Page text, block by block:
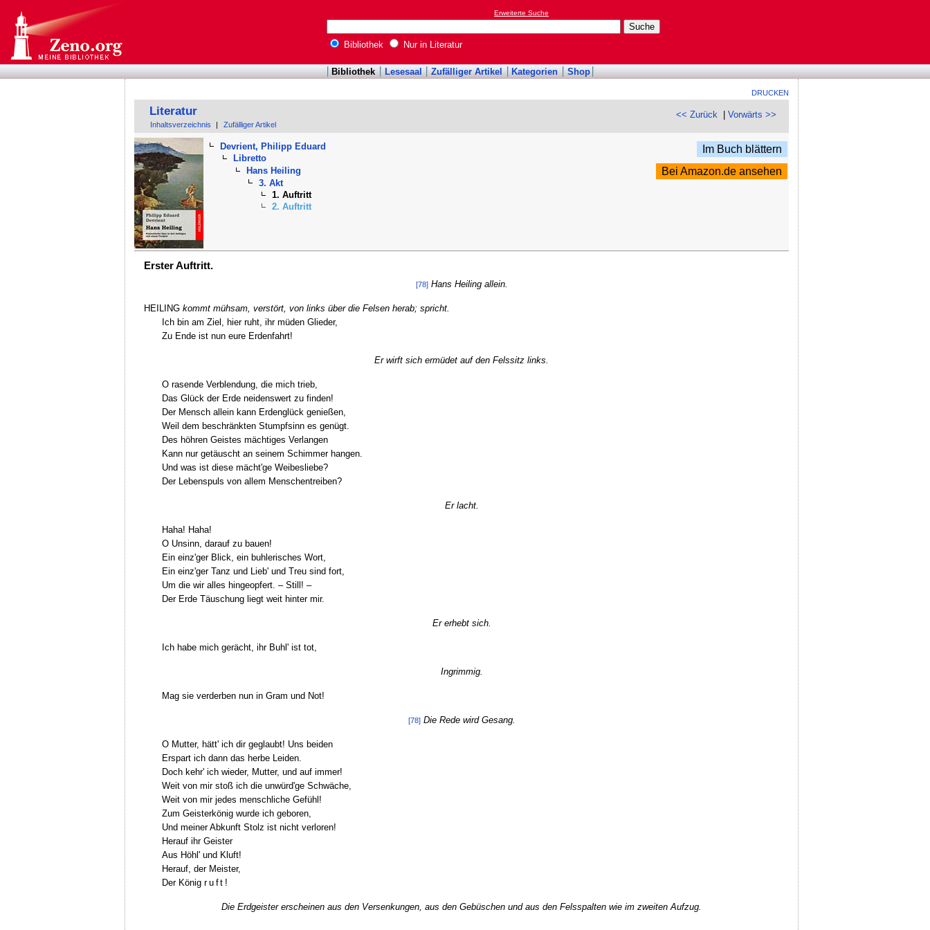
Erweiterte Suche
Bibliothek Nur in Literatur
Bibliothek Lesesaal Zufälliger Artikel Kategorien Shop
DRUCKEN
<< Zurück |Vorwärts >>
Literatur
Inhaltsverzeichnis Zufälliger Artikel
Devrient, Philipp Eduard
Libretto
Hans Heiling
3. Akt
1. Auftritt
2. Auftritt
Im Buch blättern
Bei Amazon.de ansehen
Erster Auftritt.
[78] Hans Heiling allein.
HEILING kommt mühsam, verstört, von links über die Felsen herab; spricht.
Ich bin am Ziel, hier ruht, ihr müden Glieder,
Zu Ende ist nun eure Erdenfahrt!
Er wirft sich ermüdet auf den Felssitz links.
O rasende Verblendung, die mich trieb,
Das Glück der Erde neidenswert zu finden!
Der Mensch allein kann Erdenglück genießen,
Weil dem beschränkten Stumpfsinn es genügt.
Des höhren Geistes mächtiges Verlangen
Kann nur getäuscht an seinem Schimmer hangen.
Und was ist diese mächt'ge Weibesliebe?
Der Lebenspuls von allem Menschentreiben?
Er lacht.
Haha! Haha!
O Unsinn, darauf zu bauen!
Ein einz'ger Blick, ein buhlerisches Wort,
Ein einz'ger Tanz und Lieb' und Treu sind fort,
Um die wir alles hingeopfert. – Still! –
Der Erde Täuschung liegt weit hinter mir.
Er erhebt sich.
Ich habe mich gerächt, ihr Buhl' ist tot,
Ingrimmig.
Mag sie verderben nun in Gram und Not!
[78]Die Rede wird Gesang.
O Mutter, hätt' ich dir geglaubt! Uns beiden
Erspart ich dann das herbe Leiden.
Doch kehr' ich wieder, Mutter, und auf immer!
Weit von mir stoß ich die unwürd'ge Schwäche,
Weit von mir jedes menschliche Gefühl!
Zum Geisterkönig wurde ich geboren,
Und meiner Abkunft Stolz ist nicht verloren!
Herauf ihr Geister
Aus Höhl' und Kluft!
Herauf, der Meister,
Der Königruft!
Die Erdgeister erscheinen aus den Versenkungen, aus den Gebüschen und aus den Felsspalten wie im zweiten Aufzug.